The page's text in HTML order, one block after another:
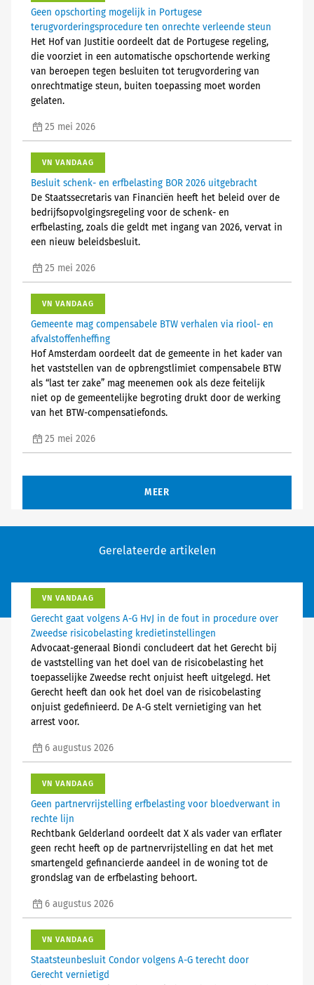
Geen opschorting mogelijk in Portugese
terugvorderingsprocedure ten onrechte verleende steun
Het Hof van Justitie oordeelt dat de Portugese regeling,
die voorziet in een automatische opschortende werking
van beroepen tegen besluiten tot terugvordering van
onrechtmatige steun, buiten toepassing moet worden
gelaten.
25 mei 2026
VN VANDAAG
Besluit schenk- en erfbelasting BOR 2026 uitgebracht
De Staatssecretaris van Financiën heeft het beleid over de
bedrijfsopvolgingsregeling voor de schenk- en
erfbelasting, zoals die geldt met ingang van 2026, vervat in
een nieuw beleidsbesluit.
25 mei 2026
VN VANDAAG
Gemeente mag compensabele BTW verhalen via riool- en
afvalstoffenheffing
Hof Amsterdam oordeelt dat de gemeente in het kader van
het vaststellen van de opbrengstlimiet compensabele BTW
als “last ter zake” mag meenemen ook als deze feitelijk
niet op de gemeentelijke begroting drukt door de werking
van het BTW-compensatiefonds.
25 mei 2026
MEER
Gerelateerde artikelen
VN VANDAAG
Gerecht gaat volgens A-G HvJ in de fout in procedure over
Zweedse risicobelasting kredietinstellingen
Advocaat-generaal Biondi concludeert dat het Gerecht bij
de vaststelling van het doel van de risicobelasting het
toepasselijke Zweedse recht onjuist heeft uitgelegd. Het
Gerecht heeft dan ook het doel van de risicobelasting
onjuist gedefinieerd. De A-G stelt vernietiging van het
arrest voor.
6 augustus 2026
VN VANDAAG
Geen partnervrijstelling erfbelasting voor bloedverwant in
rechte lijn
Rechtbank Gelderland oordeelt dat X als vader van erflater
geen recht heeft op de partnervrijstelling en dat het met
smartengeld gefinancierde aandeel in de woning tot de
grondslag van de erfbelasting behoort.
6 augustus 2026
VN VANDAAG
Staatsteunbesluit Condor volgens A-G terecht door
Gerecht vernietigd